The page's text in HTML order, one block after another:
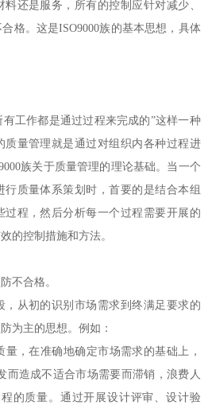
还是服务，所有的控制应针对减少、
格。这是ISO9000族的基本思想，具体
有工作都是通过过程来完成的”这样一种
质量管理就是通过对组织内各种过程进
族关于质量管理的理论基础。当一个
质量体系策划时，首要的是结合本组
过程，然后分析每一个过程需要开展的
的控制措施和方法。
不合格。
，从初的识别市场需求到终满足要求的
为主的思想。例如：
，在准确地确定市场需求的基础上，
而造成不适合市场需要而滞销，浪费人
的质量。通过开展设计评审、设计验